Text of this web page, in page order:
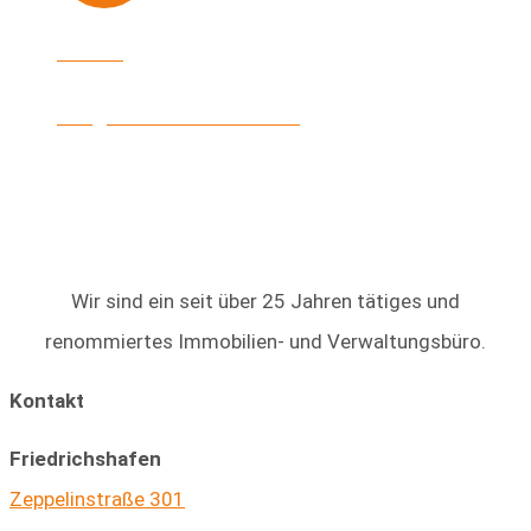
Wir sind ein seit über 25 Jahren tätiges und
renommiertes Immobilien- und Verwaltungsbüro.
Kontakt
Friedrichshafen
Zeppelinstraße 301